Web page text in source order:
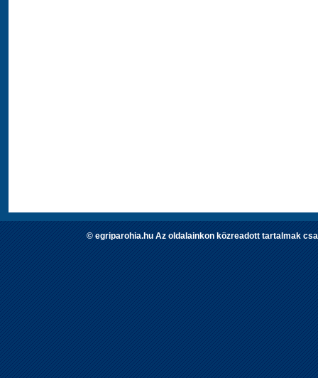
© egriparohia.hu Az oldalainkon közreadott tartalmak